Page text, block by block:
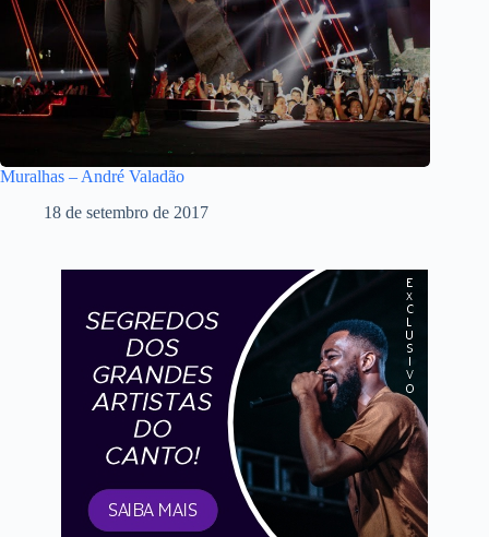
Muralhas – André Valadão
18 de setembro de 2017